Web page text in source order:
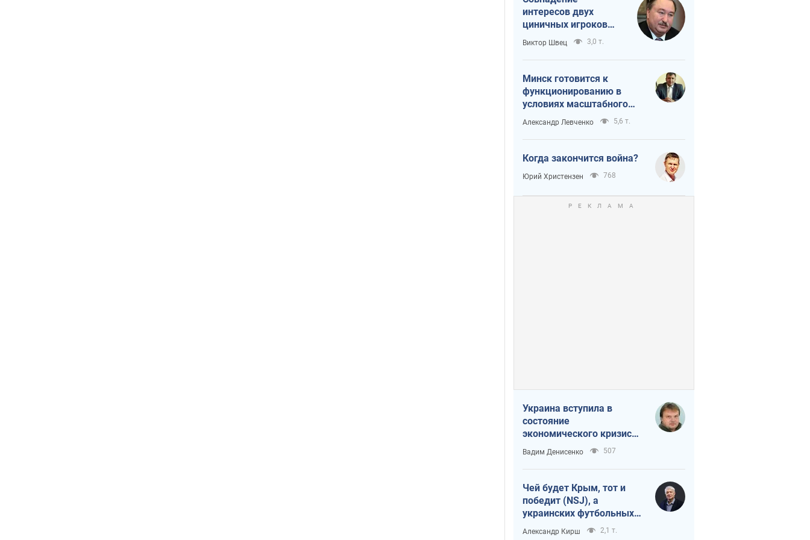
интересов двух
циничных игроков
или тайный план
Трампа и Путина?
Виктор Швец 3,0 т.
Минск готовится к
функционированию в
условиях масштабного
военного кризиса
Александр Левченко 5,6 т.
Когда закончится война?
Юрий Христензен 768
Украина вступила в
состояние
экономического кризиса.
Есть ли свет в конце
туннеля?
Вадим Денисенко 507
Чей будет Крым, тот и
победит (NSJ), а
украинских футбольных
чиновников могут
Александр Кирш 2,1 т.